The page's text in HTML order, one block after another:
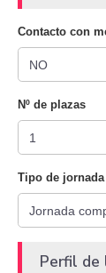
Contacto con
Nº de plazas
Tipo de jornada
Perfil de